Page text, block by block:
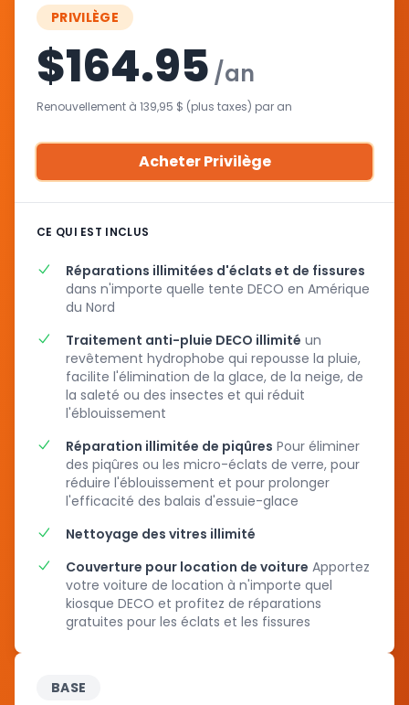
PRIVILÈGE
$164.95 /an
Renouvellement à 139,95 $ (plus taxes) par an
Acheter Privilège
CE QUI EST INCLUS
Réparations illimitées d'éclats et de fissures
dans n'importe quelle tente DECO en Amérique
du Nord
Traitement anti-pluie DECO illimité un
revêtement hydrophobe qui repousse la pluie,
facilite l'élimination de la glace, de la neige, de
la saleté ou des insectes et qui réduit
l'éblouissement
Réparation illimitée de piqûres Pour éliminer
des piqûres ou les micro-éclats de verre, pour
réduire l'éblouissement et pour prolonger
l'efficacité des balais d'essuie-glace
Nettoyage des vitres illimité
Couverture pour location de voiture Apportez
votre voiture de location à n'importe quel
kiosque DECO et profitez de réparations
gratuites pour les éclats et les fissures
BASE